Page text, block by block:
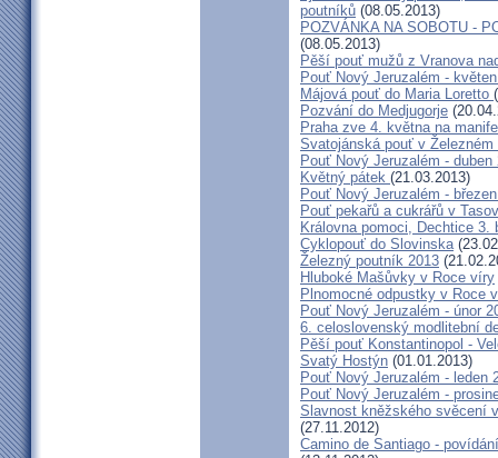
poutníků (08.05.2013)
POZVÁNKA NA SOBOTU -
(08.05.2013)
Pěší pouť mužů z Vranova
Pouť Nový Jeruzalém -
Májová pouť do Maria Loretto
Pozvání do Medjugorje
Praha zve 4. května na
Svatojánská pouť v Železném
Pouť Nový Jeruzalém - duben
Květný pátek (21.03.2013)
Pouť Nový Jeruzalém -
Pouť pekařů a cukrářů v
Královna pomoci, Dechtice
Cyklopouť do Slovinska
Železný poutník 2013
Hluboké Mašůvky v Roce víry
Plnomocné odpustky v Roce
Pouť Nový Jeruzalém - únor
6. celoslovenský modlitební
Pěší pouť Konstantinopol -
Svatý Hostýn (01.01.2013)
Pouť Nový Jeruzalém - leden
Pouť Nový Jeruzalém -
Slavnost kněžského svěcení
(27.11.2012)
Camino de Santiago -